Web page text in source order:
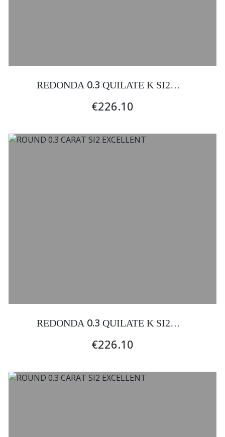
REDONDA 0.3 QUILATE K SI2
EXCELENTE
€226.10
REDONDA 0.3 QUILATE K SI2
EXCELENTE
€226.10